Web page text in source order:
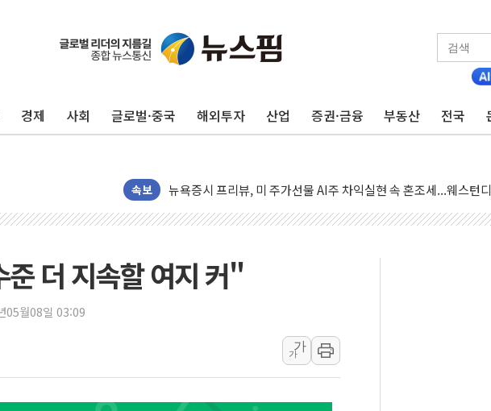
경제 사회 글로벌·중국 해외투자 산업 증권·금융 부동산 전국
속보
유럽증시, 견조한 실적 소화하며 대부분 상승… "2분기 기업 순
리투아니아 국방 "러, 우크라 드론으로 나토 회원국 공격 검토…
구광모, 내주 실리콘밸리서 젠슨 황 재회…로봇·AI 데이터센터·모
뉴욕증시 개장 전 특징주...모더나·아이온큐·도어대시↑ VS 샌
청와대, 북한 단거리 탄도미사일 발사에 긴급 안보 점검회의
금값 7주 만에 최고…美 고용 둔화·호르무즈 재개방 기대에 강세
러, 1인칭시점 드론으로 우크라 민간인 '사파리' 공격… 시민들 공
양주 섬유염색공장서 화재 1명 중상…대응 1단계 진압 중
김정관 산업부 장관 "주 52시간 손봐야, 경쟁상대 中과 비교해야"
더 지속할 여지 커"
05월08일 03:09
가
가